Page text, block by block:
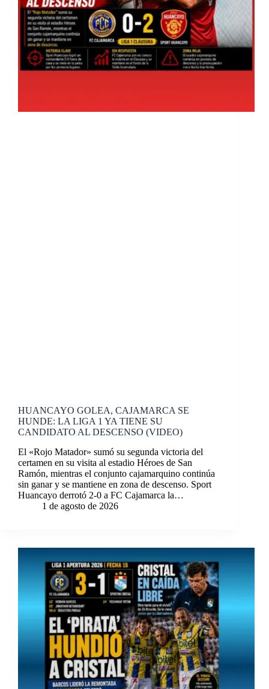
HUANCAYO GOLEA, CAJAMARCA SE
HUNDE: LA LIGA 1 YA TIENE SU
CANDIDATO AL DESCENSO (VIDEO)
El «Rojo Matador» sumó su segunda victoria del
certamen en su visita al estadio Héroes de San
Ramón, mientras el conjunto cajamarquino continúa
sin ganar y se mantiene en zona de descenso. Sport
Huancayo derrotó 2-0 a FC Cajamarca la…
1 de agosto de 2026